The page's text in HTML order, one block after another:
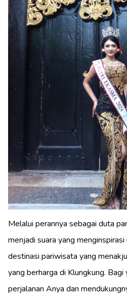
Melalui perannya sebagai duta
menjadi suara yang
destinasi pariwisata yang
yang berharga di Klungkung. Bagi
perjalanan Anya dan